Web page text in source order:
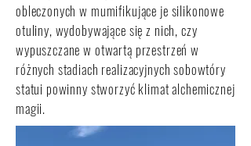
obleczonych w mumifikujące je silikonowe
otuliny, wydobywające się z nich, czy
wypuszczane w otwartą przestrzeń w
różnych stadiach realizacyjnych sobowtóry
statui powinny stworzyć klimat alchemicznej
magii.